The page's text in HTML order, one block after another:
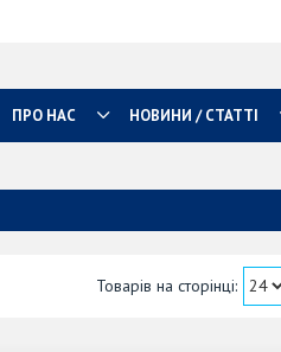
ПРО НАС НОВИНИ / СТАТТІ